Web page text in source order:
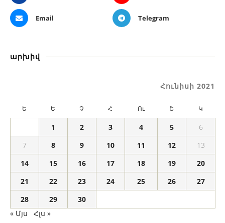
Email Telegram
արխիվ
Հունիսի 2021
Ե Ե Չ Հ Ու Շ Կ
1 2 3 4 5
6
7
8 9 10 11 12
13
14
15 16 17 18 19
20
21
22 23 24 25 26
27
28
29
30
« Մյս
Հլս »